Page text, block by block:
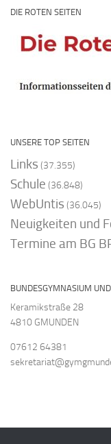
DIE ROTEN SEITEN
UNSERE TOP SEITEN
Links (37.355)
Schule (36.848)
WebUntis (36.045)
Neuigkeiten und
Termine am BG
BUNDESGYMNASIUM
Keramikstraße 28
4810 GMUNDEN
07612 64381